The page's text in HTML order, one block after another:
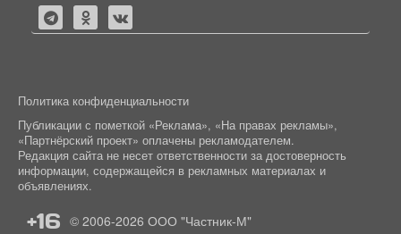
Политика конфиденциальности
Публикации с пометкой «Реклама», «На правах рекламы»,
«Партнёрский проект» оплачены рекламодателем.
Редакция сайта не несет ответственности за достоверность
информации, содержащейся в рекламных материалах и
объявлениях.
+16 © 2006-2026 ООО "Частник-М"